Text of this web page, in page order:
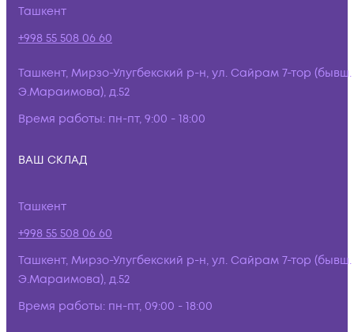
Ташкент
+998 55 508 06 60
Ташкент, Мирзо-Улугбекский р-н, ул. Сайрам 7-тор (бывш.
Э.Мараимова), д.52
Время работы: пн-пт, 9:00 - 18:00
ВАШ СКЛАД
Ташкент
+998 55 508 06 60
Ташкент, Мирзо-Улугбекский р-н, ул. Сайрам 7-тор (бывш.
Э.Мараимова), д.52
Время работы: пн-пт, 09:00 - 18:00